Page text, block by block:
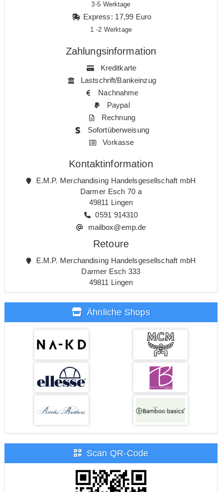
3-5 Werktage
Express: 17,99 Euro
1 -2 Werktage
Zahlungsinformation
Kreditkarte
Lastschrift/Bankeinzug
Nachnahme
Paypal
Rechnung
Sofortüberweisung
Vorkasse
Kontaktinformation
E.M.P. Merchandising Handelsgesellschaft mbH
Darmer Esch 70 a
49811 Lingen
0591 914310
mailbox@emp.de
Retoure
E.M.P. Merchandising Handelsgesellschaft mbH
Darmer Esch 333
49811 Lingen
Ähnliche Shops
Scan QR-Code